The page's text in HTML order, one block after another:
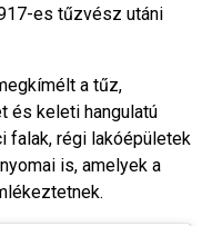
es tűzvész utáni
a tűz,
és keleti hangulatú
falak, régi lakóépületek
is, amelyek a